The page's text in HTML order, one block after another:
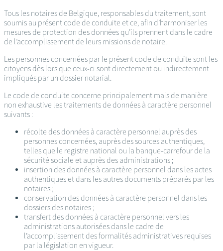
Tous les notaires de Belgique, responsables du traitement, sont
soumis au présent code de conduite et ce, afin d’harmoniser les
mesures de protection des données qu’ils prennent dans le cadre
de l’accomplissement de leurs missions de notaire.
Les personnes concernées par le présent code de conduite sont les
citoyens dès lors que ceux-ci sont directement ou indirectement
impliqués par un dossier notarial.
Le code de conduite concerne principalement mais de manière
non exhaustive les traitements de données à caractère personnel
suivants :
récolte des données à caractère personnel auprès des
personnes concernées, auprès des sources authentiques,
telles que le registre national ou la banque-carrefour de la
sécurité sociale et auprès des administrations ;
insertion des données à caractère personnel dans les actes
authentiques et dans les autres documents préparés par les
notaires ;
conservation des données à caractère personnel dans les
dossiers des notaires ;
transfert des données à caractère personnel vers les
administrations autorisées dans le cadre de
l’accomplissement des formalités administratives requises
par la législation en vigueur.